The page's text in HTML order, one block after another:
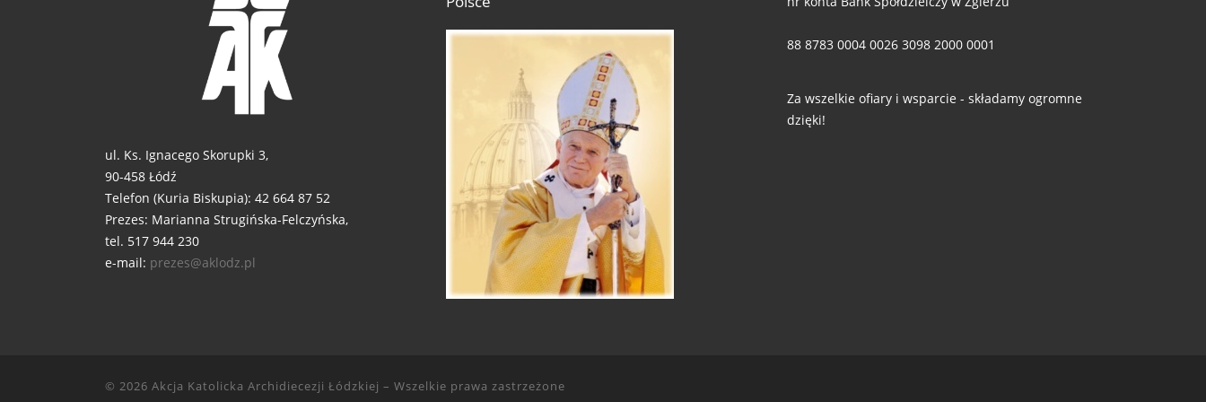
ul. Ks. Ignacego Skorupki 3,
90-458 Łódź
Telefon (Kuria Biskupia): 42 664 87 52
Prezes: Marianna Strugińska-Felczyńska,
tel. 517 944 230
e-mail: prezes@aklodz.pl
88 8783 0004 0026 3098 2000 0001
Za wszelkie ofiary i wsparcie - składamy ogromne
dzięki!
© 2026 Akcja Katolicka Archidiecezji Łódzkiej – Wszelkie prawa zastrzeżone